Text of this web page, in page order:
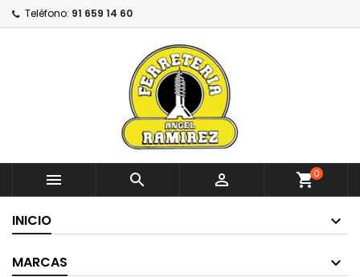
Teléfono: 91 659 14 60
   shopping_cart0
INICIO
MARCAS